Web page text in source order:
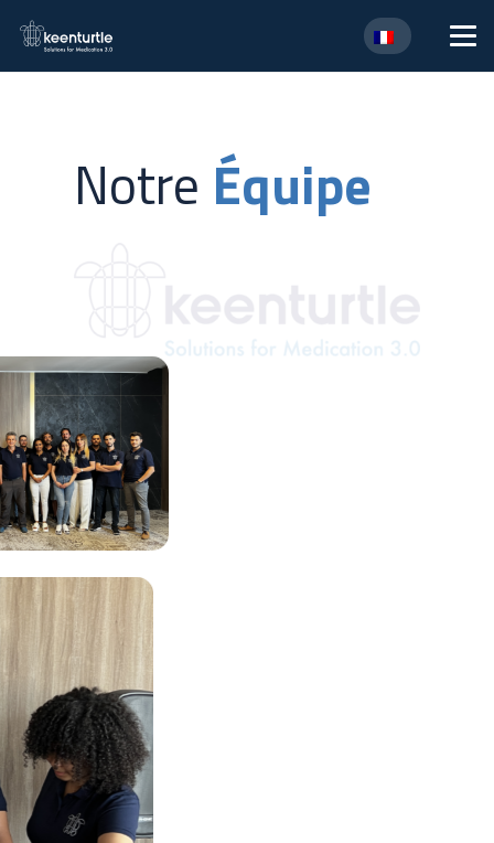
Notre Équipe